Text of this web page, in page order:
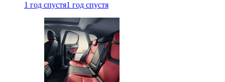
1 год спустя1 год спустя